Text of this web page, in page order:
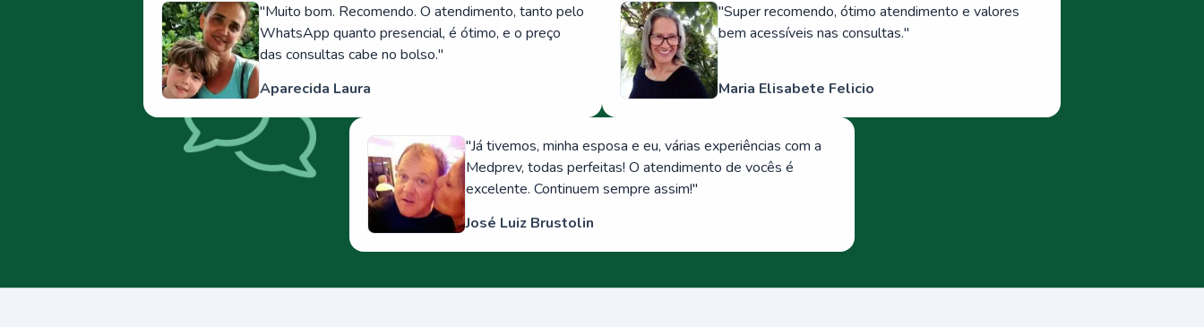
"Muito bom. Recomendo. O atendimento, tanto pelo
WhatsApp quanto presencial, é ótimo, e o preço
das consultas cabe no bolso."
Aparecida Laura
"Super recomendo, ótimo atendimento e valores
bem acessíveis nas consultas."
Maria Elisabete Felicio
"Já tivemos, minha esposa e eu, várias experiências com a
Medprev, todas perfeitas! O atendimento de vocês é
excelente. Continuem sempre assim!"
José Luiz Brustolin